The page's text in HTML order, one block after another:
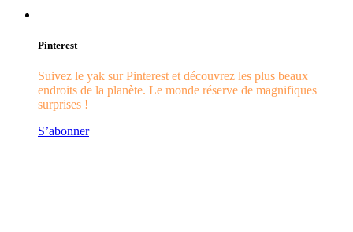
Pinterest
Suivez le yak sur Pinterest et découvrez les plus beaux
endroits de la planète. Le monde réserve de magnifiques
surprises !
S’abonner